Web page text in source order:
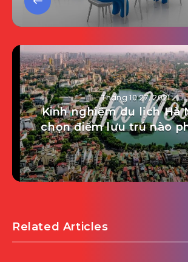
Tháng 10 27, 2021
Kinh nghiệm du lịch Hà
chọn điểm lưu trú nào
Related Articles